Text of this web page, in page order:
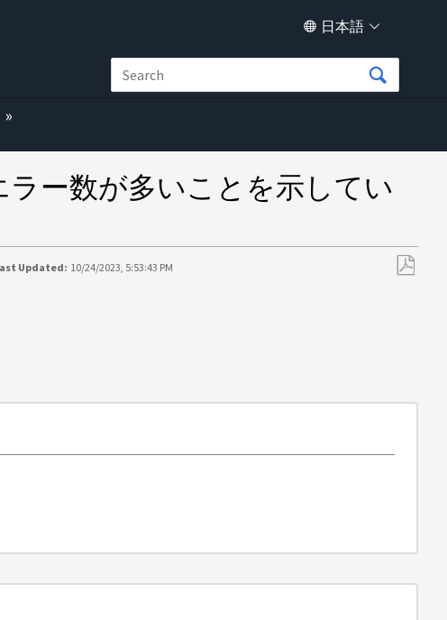
日本語
ラー数が多いことを示してい
Updated: 10/24/2023, 5:53:43 PM